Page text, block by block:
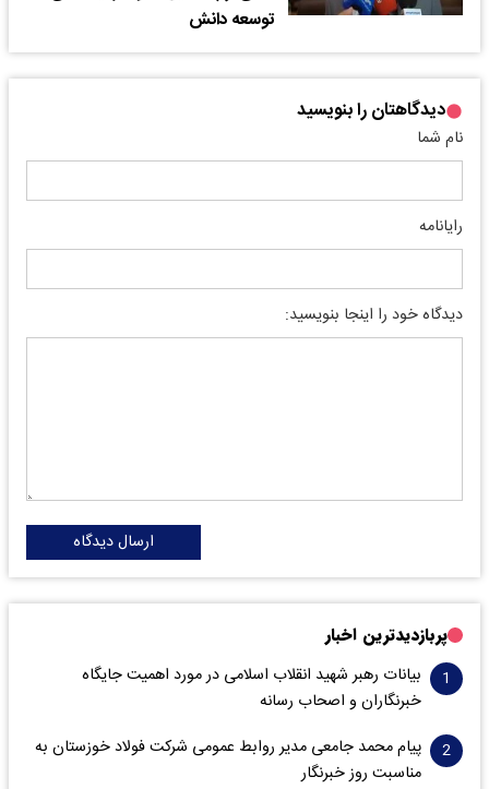
توسعه دانش
دیدگاهتان را بنویسید
نام شما
رایانامه
دیدگاه خود را اینجا بنویسید:
ارسال دیدگاه
پربازدیدترین اخبار
بیانات رهبر شهید انقلاب اسلامی در مورد اهمیت جایگاه
خبرنگاران و اصحاب رسانه
پیام محمد جامعی مدیر روابط عمومی شرکت فولاد خوزستان به
مناسبت روز خبرنگار